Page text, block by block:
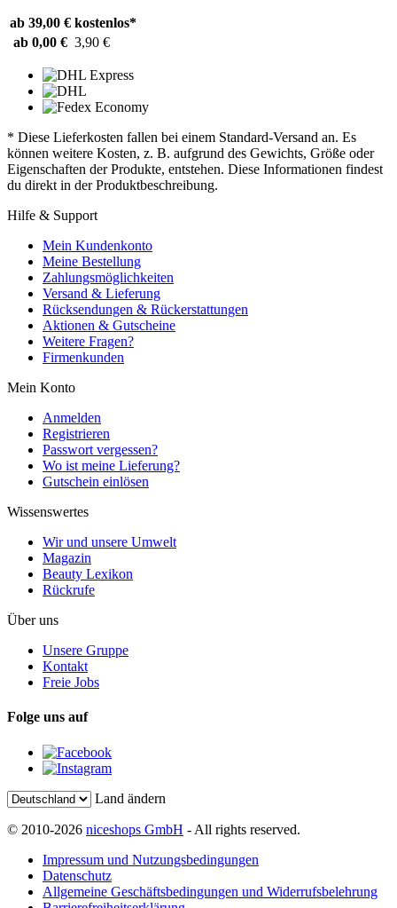
ab 39,00 € kostenlos*
ab 0,00 € 3,90 €
* Diese Lieferkosten fallen bei einem Standard-Versand an. Es
können weitere Kosten, z. B. aufgrund des Gewichts, Größe oder
Eigenschaften der Produkte, entstehen. Diese Informationen findest
du direkt in der Produktbeschreibung.
Hilfe & Support
Mein Kundenkonto
Meine Bestellung
Zahlungsmöglichkeiten
Versand & Lieferung
Rücksendungen & Rückerstattungen
Aktionen & Gutscheine
Weitere Fragen?
Firmenkunden
Mein Konto
Anmelden
Registrieren
Passwort vergessen?
Wo ist meine Lieferung?
Gutschein einlösen
Wissenswertes
Wir und unsere Umwelt
Magazin
Beauty Lexikon
Rückrufe
Über uns
Unsere Gruppe
Kontakt
Freie Jobs
Folge uns auf
Land ändern
© 2010-2026 niceshops GmbH - All rights reserved.
Impressum und Nutzungsbedingungen
Datenschutz
Allgemeine Geschäftsbedingungen und Widerrufsbelehrung